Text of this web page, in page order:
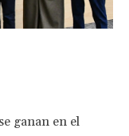
ganan en el